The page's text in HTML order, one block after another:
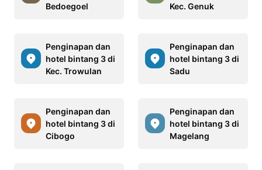
Bedoegoel
Kec. Genuk
Penginapan dan
hotel bintang 3 di
Kec. Trowulan
Penginapan dan
hotel bintang 3 di
Sadu
Penginapan dan
hotel bintang 3 di
Cibogo
Penginapan dan
hotel bintang 3 di
Magelang